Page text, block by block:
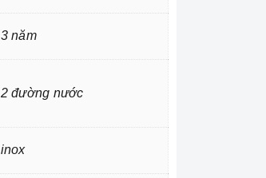
3 năm
2 đường nước
inox